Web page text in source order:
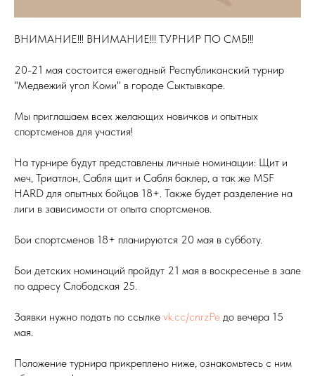
ВНИМАНИЕ!!! ВНИМАНИЕ!!! ТУРНИР ПО СМБ!!!
20-21 мая состоится ежегодный Республиканский турнир
"Медвежий угол Коми" в городе Сыктывкаре.
Мы приглашаем всех желающих новичков и опытных
спортсменов для участия!
На турнире будут представлены личные номинации: Щит и
меч, Триатлон, Сабля щит и Сабля баклер, а так же MSF
HARD для опытных бойцов 18+. Также будет разделение на
лиги в зависимости от опыта спортсменов.
Бои спортсменов 18+ планируются 20 мая в субботу.
Бои детских номинаций пройдут 21 мая в воскресенье в зале
по адресу Слободская 25.
Заявки нужно подать по ссылке vk.cc/cnrzPe до вечера 15
мая.
Положение турнира прикреплено ниже, ознакомьтесь с ним